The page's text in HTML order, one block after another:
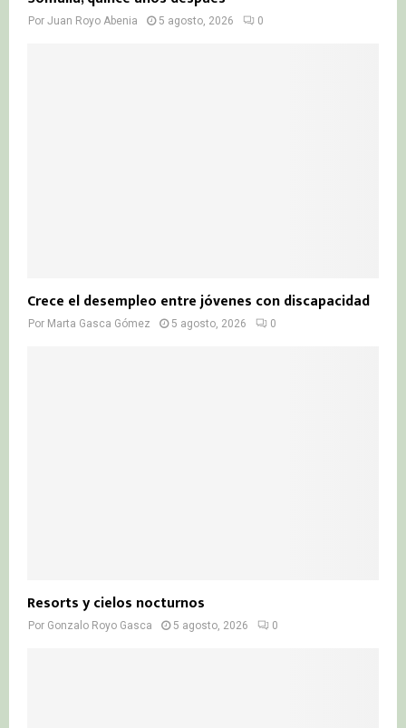
Por Juan Royo Abenia 5 agosto, 2026 0
Crece el desempleo entre jóvenes con discapacidad
Por Marta Gasca Gómez 5 agosto, 2026 0
Resorts y cielos nocturnos
Por Gonzalo Royo Gasca 5 agosto, 2026 0